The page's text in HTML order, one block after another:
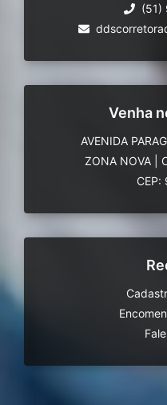
(51)
Venha
AVENIDA
ZONA NOVA